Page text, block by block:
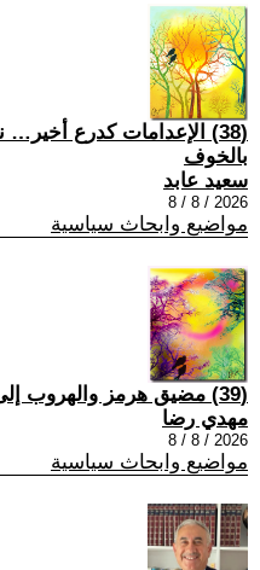
(38) الإعدامات كدرع أخير…
بالخوف
سعيد عابد
2026 / 8 / 8
مواضيع وابحاث سياسية
(39) مضيق هرمز والهروب إلى حافة الهاوية
مهدي رضا
2026 / 8 / 8
مواضيع وابحاث سياسية